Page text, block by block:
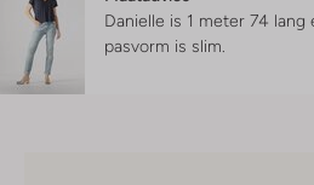
Danielle is 1 meter 74 lang
pasvorm is slim